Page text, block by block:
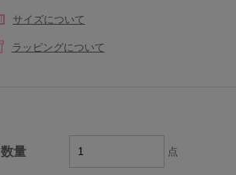
サイズについて
ラッピングについて
数量 点